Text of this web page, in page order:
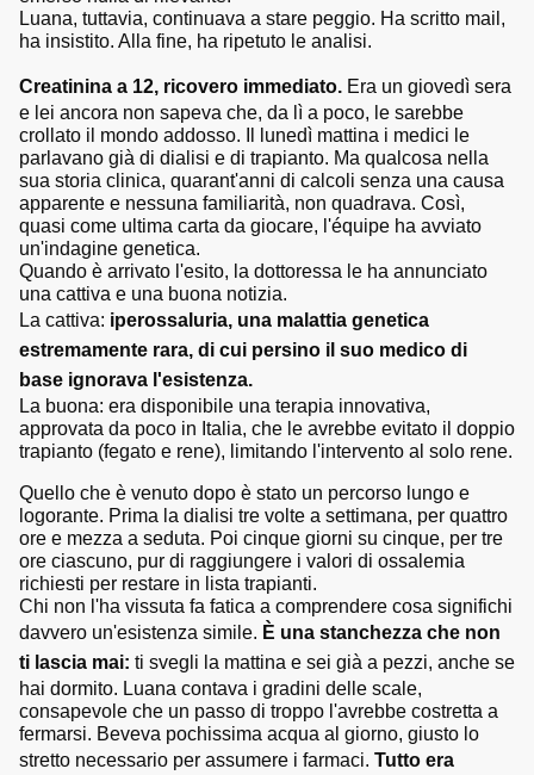
Luana, tuttavia, continuava a stare peggio. Ha scritto mail,
ha insistito. Alla fine, ha ripetuto le analisi.
Creatinina a 12, ricovero immediato. Era un giovedì sera
e lei ancora non sapeva che, da lì a poco, le sarebbe
crollato il mondo addosso. Il lunedì mattina i medici le
parlavano già di dialisi e di trapianto. Ma qualcosa nella
sua storia clinica, quarant'anni di calcoli senza una causa
apparente e nessuna familiarità, non quadrava. Così,
quasi come ultima carta da giocare, l'équipe ha avviato
un'indagine genetica.
Quando è arrivato l'esito, la dottoressa le ha annunciato
una cattiva e una buona notizia.
La cattiva: iperossaluria, una malattia genetica
estremamente rara, di cui persino il suo medico di
base ignorava l'esistenza.
La buona: era disponibile una terapia innovativa,
approvata da poco in Italia, che le avrebbe evitato il doppio
trapianto (fegato e rene), limitando l'intervento al solo rene.
Quello che è venuto dopo è stato un percorso lungo e
logorante. Prima la dialisi tre volte a settimana, per quattro
ore e mezza a seduta. Poi cinque giorni su cinque, per tre
ore ciascuno, pur di raggiungere i valori di ossalemia
richiesti per restare in lista trapianti.
Chi non l'ha vissuta fa fatica a comprendere cosa significhi
davvero un'esistenza simile. È una stanchezza che non
ti lascia mai: ti svegli la mattina e sei già a pezzi, anche se
hai dormito. Luana contava i gradini delle scale,
consapevole che un passo di troppo l'avrebbe costretta a
fermarsi. Beveva pochissima acqua al giorno, giusto lo
stretto necessario per assumere i farmaci. Tutto era